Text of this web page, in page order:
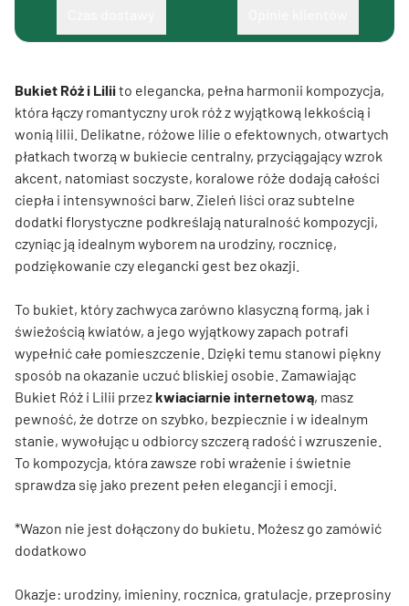
Bukiet Róż i Liliito elegancka, pełna harmonii kompozycja,
która łączy romantyczny urok róż z wyjątkową lekkością i
wonią lilii. Delikatne, różowe lilie o efektownych, otwartych
płatkach tworzą w bukiecie centralny, przyciągający wzrok
akcent, natomiast soczyste, koralowe róże dodają całości
ciepła i intensywności barw. Zieleń liści oraz subtelne
dodatki florystyczne podkreślają naturalność kompozycji,
czyniąc ją idealnym wyborem na urodziny, rocznicę,
podziękowanie czy elegancki gest bez okazji.
To bukiet, który zachwyca zarówno klasyczną formą, jak i
świeżością kwiatów, a jego wyjątkowy zapach potrafi
wypełnić całe pomieszczenie. Dzięki temu stanowi piękny
sposób na okazanie uczuć bliskiej osobie. Zamawiając
Bukiet Róż i Lilii przezkwiaciarnie internetową, masz
pewność, że dotrze on szybko, bezpiecznie i w idealnym
stanie, wywołując u odbiorcy szczerą radość i wzruszenie.
To kompozycja, która zawsze robi wrażenie i świetnie
sprawdza się jako prezent pełen elegancji i emocji.
*Wazon nie jest dołączony do bukietu. Możesz go zamówić
dodatkowo
Okazje: urodziny, imieniny. rocznica, gratulacje, przeprosiny